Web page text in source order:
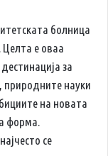
болница
Целта е оваа
за
природните науки
на новата
форма.
се